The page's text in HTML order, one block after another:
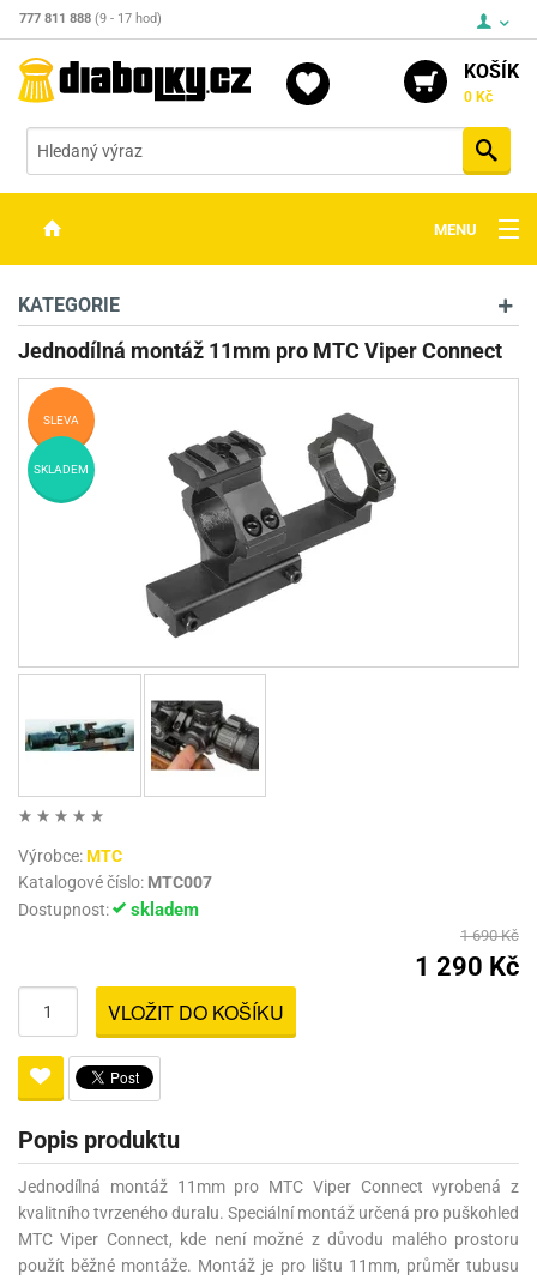
777 811 888 (9 - 17 hod)
KOŠÍK
0 Kč
MENU
OPTIKA
STŘELIVO
PŘÍSLUŠENSTVÍ
DETEKTORY KOVŮ
KATEGORIE
Jednodílná montáž 11mm pro MTC Viper Connect
SLEVA
SKLADEM
Výrobce:MTC
Katalogové číslo: MTC007
Dostupnost:
skladem
1 690 Kč
1 290 Kč
VLOŽIT DO KOŠÍKU
Popis produktu
Jednodílná montáž 11mm pro MTC Viper Connect vyrobená z
kvalitního tvrzeného duralu. Speciální montáž určená pro puškohled
MTC Viper Connect, kde není možné z důvodu malého prostoru
použít běžné montáže. Montáž je pro lištu 11mm, průměr tubusu